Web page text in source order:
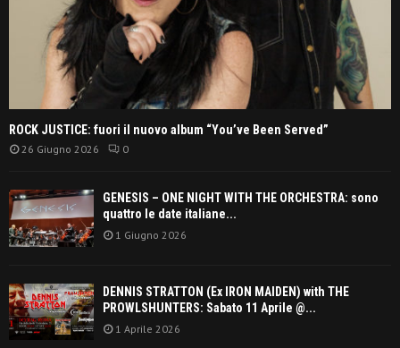
ROCK JUSTICE: fuori il nuovo album “You’ve Been Served”
26 Giugno 2026 0
GENESIS – ONE NIGHT WITH THE ORCHESTRA: sono
quattro le date italiane...
1 Giugno 2026
DENNIS STRATTON (Ex IRON MAIDEN) with THE
PROWLSHUNTERS: Sabato 11 Aprile @...
1 Aprile 2026